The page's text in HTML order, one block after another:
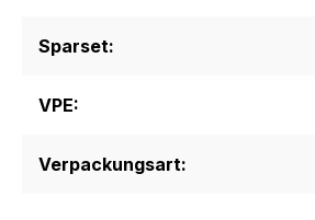
Sparset:
VPE:
Verpackungsart: